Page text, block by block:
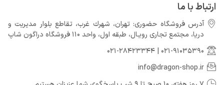
ارتباط با ما
آدرس فروشگاه حضوری: تهران، شهرك غرب، تقاطع بلوار مدیریت و
دريا، مجتمع تجارى رويـال، طبقه اول، واحد 110 فروشگاه دراگون شاپ
021-91035390
021-28423344
info@dragon-shop.ir